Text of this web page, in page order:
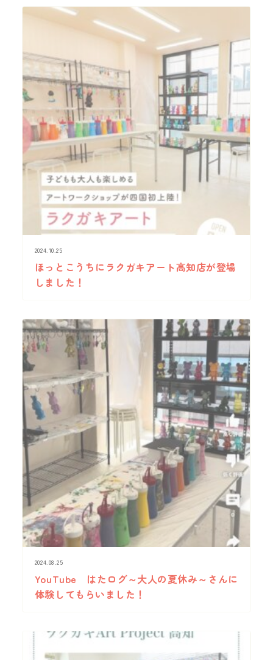
2024.10.25
ほっとこうちにラクガキアート高知店が登場
しました！
2024.08.25
YouTube はたログ～大人の夏休み～さんに
体験してもらいました！